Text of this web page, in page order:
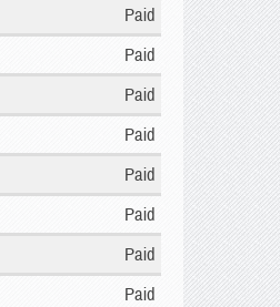
Paid
Paid
Paid
Paid
Paid
Paid
Paid
Paid